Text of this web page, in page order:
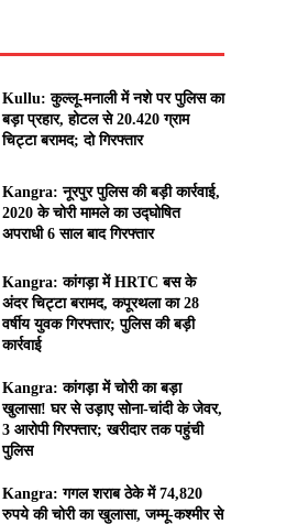
Kullu: कुल्लू-मनाली में नशे पर पुलिस का
बड़ा प्रहार, होटल से 20.420 ग्राम
चिट्टा बरामद; दो गिरफ्तार
Kangra: नूरपुर पुलिस की बड़ी कार्रवाई,
2020 के चोरी मामले का उद्घोषित
अपराधी 6 साल बाद गिरफ्तार
Kangra: कांगड़ा में HRTC बस के
अंदर चिट्टा बरामद, कपूरथला का 28
वर्षीय युवक गिरफ्तार; पुलिस की बड़ी
कार्रवाई
Kangra: कांगड़ा में चोरी का बड़ा
खुलासा! घर से उड़ाए सोना-चांदी के जेवर,
3 आरोपी गिरफ्तार; खरीदार तक पहुंची
पुलिस
Kangra: गगल शराब ठेके में 74,820
रुपये की चोरी का खुलासा, जम्मू-कश्मीर से